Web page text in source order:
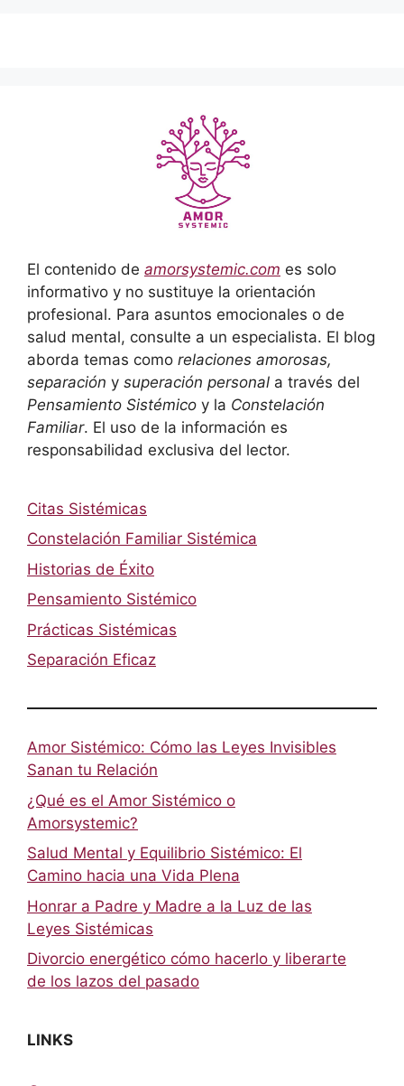
El contenido de amorsystemic.com es solo
informativo y no sustituye la orientación
profesional. Para asuntos emocionales o de
salud mental, consulte a un especialista. El blog
aborda temas como relaciones amorosas,
separación y superación personal a través del
Pensamiento Sistémico y la Constelación
Familiar. El uso de la información es
responsabilidad exclusiva del lector.
Citas Sistémicas
Constelación Familiar Sistémica
Historias de Éxito
Pensamiento Sistémico
Prácticas Sistémicas
Separación Eficaz
Amor Sistémico: Cómo las Leyes Invisibles
Sanan tu Relación
¿Qué es el Amor Sistémico o
Amorsystemic?
Salud Mental y Equilibrio Sistémico: El
Camino hacia una Vida Plena
Honrar a Padre y Madre a la Luz de las
Leyes Sistémicas
Divorcio energético cómo hacerlo y liberarte
de los lazos del pasado
LINKS